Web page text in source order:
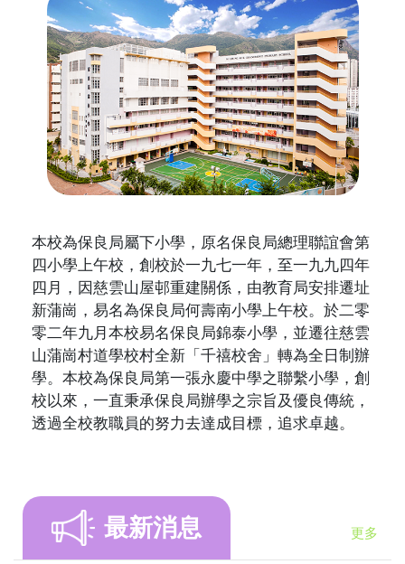
本校為保良局屬下小學，原名保良局總理聯誼會第
四小學上午校，創校於一九七一年，至一九九四年
四月，因慈雲山屋邨重建關係，由教育局安排遷址
新蒲崗，易名為保良局何壽南小學上午校。於二零
零二年九月本校易名保良局錦泰小學，並遷往慈雲
山蒲崗村道學校村全新「千禧校舍」轉為全日制辦
學。本校為保良局第一張永慶中學之聯繫小學，創
校以來，一直秉承保良局辦學之宗旨及優良傳統，
透過全校教職員的努力去達成目標，追求卓越。
更多
最新消息